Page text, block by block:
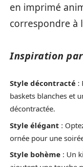
en imprimé
correspondre à
Inspiration
Style décontracté :
baskets blanches et
décontractée.
Style élégant :
ornée pour une
Style bohème : Un